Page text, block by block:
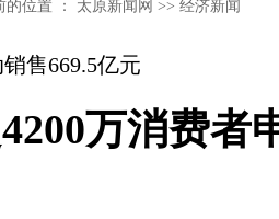
的位置 ： 太原新闻网 >> 经济新闻
售669.5亿元
万消费者